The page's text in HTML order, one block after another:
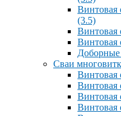
Винтовая
(3.5)
Винтовая
Винтовая
Доборные
Сваи